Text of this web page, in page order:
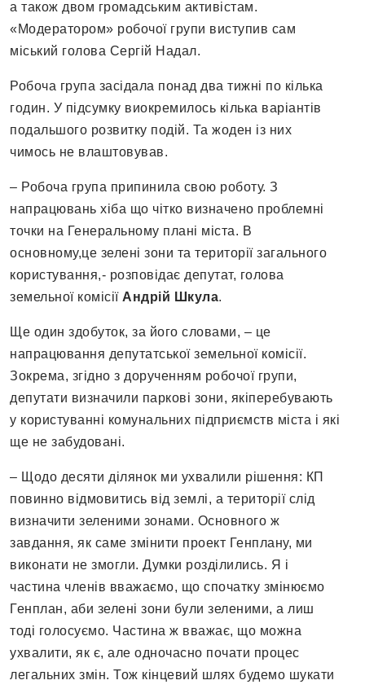
а також двом громадським активістам.
«Модератором» робочої групи виступив сам
міський голова Сергій Надал.
Робоча група засідала понад два тижні по кілька
годин. У підсумку виокремилось кілька варіантів
подальшого розвитку подій. Та жоден із них
чимось не влаштовував.
– Робоча група припинила свою роботу. З
напрацювань хіба що чітко визначено проблемні
точки на Генеральному плані міста. В
основному,це зелені зони та території загального
користування,- розповідає депутат, голова
земельної комісії Андрій Шкула.
Ще один здобуток, за його словами, – це
напрацювання депутатської земельної комісії.
Зокрема, згідно з дорученням робочої групи,
депутати визначили паркові зони, якіперебувають
у користуванні комунальних підприємств міста і які
ще не забудовані.
– Щодо десяти ділянок ми ухвалили рішення: КП
повинно відмовитись від землі, а території слід
визначити зеленими зонами. Основного ж
завдання, як саме змінити проект Генплану, ми
виконати не змогли. Думки розділились. Я і
частина членів вважаємо, що спочатку змінюємо
Генплан, аби зелені зони були зеленими, а лиш
тоді голосуємо. Частина ж вважає, що можна
ухвалити, як є, але одночасно почати процес
легальних змін. Тож кінцевий шлях будемо шукати